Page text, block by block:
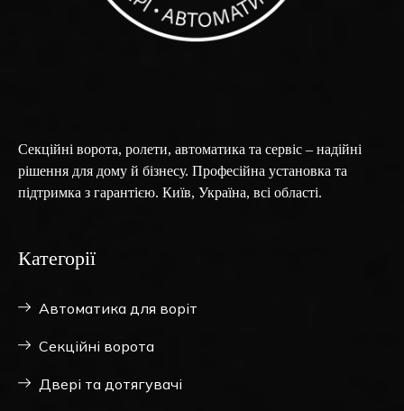
Секційні ворота, ролети, автоматика та сервіс – надійні
рішення для дому й бізнесу. Професійна установка та
підтримка з гарантією. Київ, Україна, всі області.
Категорії
Автоматика для воріт
Секційні ворота
Двері та дотягувачі